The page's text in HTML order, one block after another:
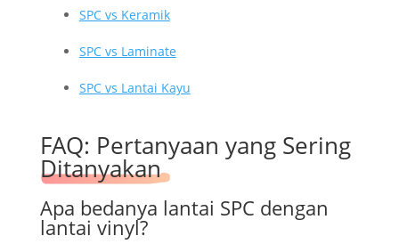
SPC vs Keramik
SPC vs Laminate
SPC vs Lantai Kayu
FAQ: Pertanyaan yang Sering
Ditanyakan
Apa bedanya lantai SPC dengan
lantai vinyl?